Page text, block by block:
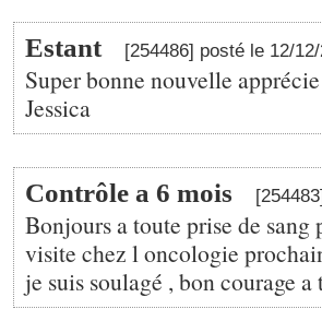
Estant [254486] posté le 12/
Super bonne nouvelle
Jessica
Contrôle a 6 mois
Bonjours a toute prise de sang
visite chez l oncologie
je suis soulagé , bon courage a